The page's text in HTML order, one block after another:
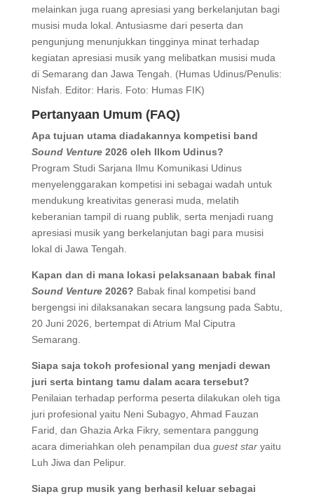
melainkan juga ruang apresiasi yang berkelanjutan bagi
musisi muda lokal. Antusiasme dari peserta dan
pengunjung menunjukkan tingginya minat terhadap
kegiatan apresiasi musik yang melibatkan musisi muda
di Semarang dan Jawa Tengah. (Humas Udinus/Penulis:
Nisfah. Editor: Haris. Foto: Humas FIK)
Pertanyaan Umum (FAQ)
Apa tujuan utama diadakannya kompetisi band
Sound Venture2026 oleh Ilkom Udinus?
Program Studi Sarjana Ilmu Komunikasi Udinus
menyelenggarakan kompetisi ini sebagai wadah untuk
mendukung kreativitas generasi muda, melatih
keberanian tampil di ruang publik, serta menjadi ruang
apresiasi musik yang berkelanjutan bagi para musisi
lokal di Jawa Tengah.
Kapan dan di mana lokasi pelaksanaan babak final
Sound Venture2026? Babak final kompetisi band
bergengsi ini dilaksanakan secara langsung pada Sabtu,
20 Juni 2026, bertempat di Atrium Mal Ciputra
Semarang.
Siapa saja tokoh profesional yang menjadi dewan
juri serta bintang tamu dalam acara tersebut?
Penilaian terhadap performa peserta dilakukan oleh tiga
juri profesional yaitu Neni Subagyo, Ahmad Fauzan
Farid, dan Ghazia Arka Fikry, sementara panggung
acara dimeriahkan oleh penampilan dua guest staryaitu
Luh Jiwa dan Pelipur.
Siapa grup musik yang berhasil keluar sebagai